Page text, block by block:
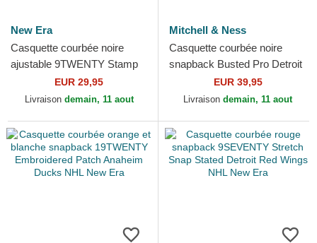
New Era
Casquette courbée noire
ajustable 9TWENTY Stamp
Boston Bruins NHL New Era
EUR 29,95
Livraison demain, 11 aout
Mitchell & Ness
Casquette courbée noire
snapback Busted Pro Detroit
Red Wings NHL Mitchell &
Ness
EUR 39,95
Livraison demain, 11 aout